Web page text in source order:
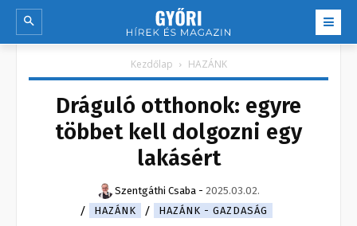
Kezdőlap HAZÁNK
Dráguló otthonok: egyre
többet kell dolgozni egy
lakásért
Szentgáthi Csaba - 2025.03.02.
HAZÁNK
HAZÁNK - GAZDASÁG